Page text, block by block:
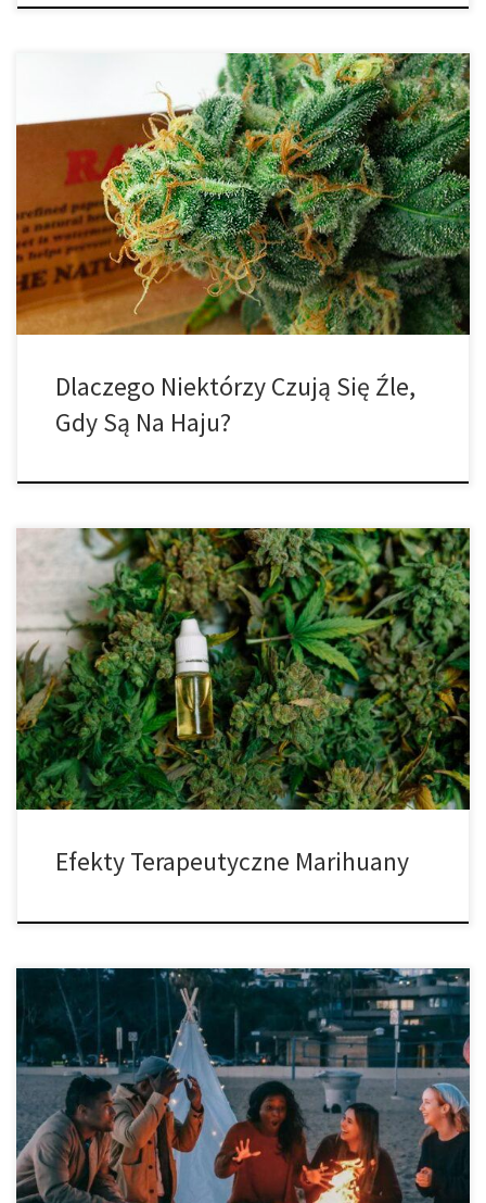
Czy kiedykolwiek doświadczałeś zbyt mocnych efektów
marihuany? Jest to doświadczenie najczęściej spotykane w
młodości, kiedy wciąż uczymy się, ile marihuany może znieść
nasze ciało.Prawdopodobnie wielu z nas przekroczyło swoją
własną granicę! Czym jest zazielenienie? Uczucie mdłości,
niepokoju i innych nieprzyjemnych objawów. Chociaż nie zawsze
tak jest, czasami kończy się to […]
Dlaczego Niektórzy Czują Się Źle,
Gdy Są Na Haju?
CBD: Efekty terapeutyczne marihuany bez doświadczania haju.
CBD może leczyć stany takie jak epilepsja, zespół stresu
pourazowego i lęk bez efektów psychoaktywnych.Dla tych, którzy
mogą badać korzyści płynące z konopi indyjskich lub rozważać ich
liczne efekty terapeutyczne, kannabidiol, często w skrócie CBD,
jest szczególnie ważny dla pacjentów. CBD posiada szeroki […]
Efekty Terapeutyczne Marihuany
Dzień czy noc: co sprzyja lepszemu hajowi? Jasne, zioło można
palić prawie o każdej porze dnia. Prawdziwemu miłośnikowi
marihuany trudno będzie znaleźć porę dnia, która nie byłaby
odpowiednia na haj. Chociaż każdy może mieć inny preferowany
czas, czy uważa się, że lepiej jest być na haju w ciągu dnia czy […]